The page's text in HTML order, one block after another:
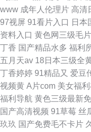
www 成年人伦理片 高清
97视屏 91看片入口 日本
资料入口 黄色网三级毛片
丁香 国产精品水多 福利
五月天av 18日本三级全
丁香婷婷 91精品又 爱豆
视频黄 A片com 美女福
福利导航 黄色三级最新
国产高清视频 91草莓 丝
玖玖 国产免费毛不卡片